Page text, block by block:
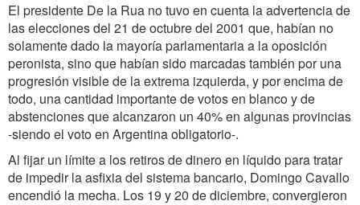
El presidente De la Rua no tuvo en cuenta la advertencia de
las elecciones del 21 de octubre del 2001 que, habían no
solamente dado la mayoría parlamentaria a la oposición
peronista, sino que habían sido marcadas también por una
progresión visible de la extrema izquierda, y por encima de
todo, una cantidad importante de votos en blanco y de
abstenciones que alcanzaron un 40% en algunas provincias
-siendo el voto en Argentina obligatorio-.
Al fijar un límite a los retiros de dinero en líquido para tratar
de impedir la asfixia del sistema bancario, Domingo Cavallo
encendió la mecha. Los 19 y 20 de diciembre, convergieron